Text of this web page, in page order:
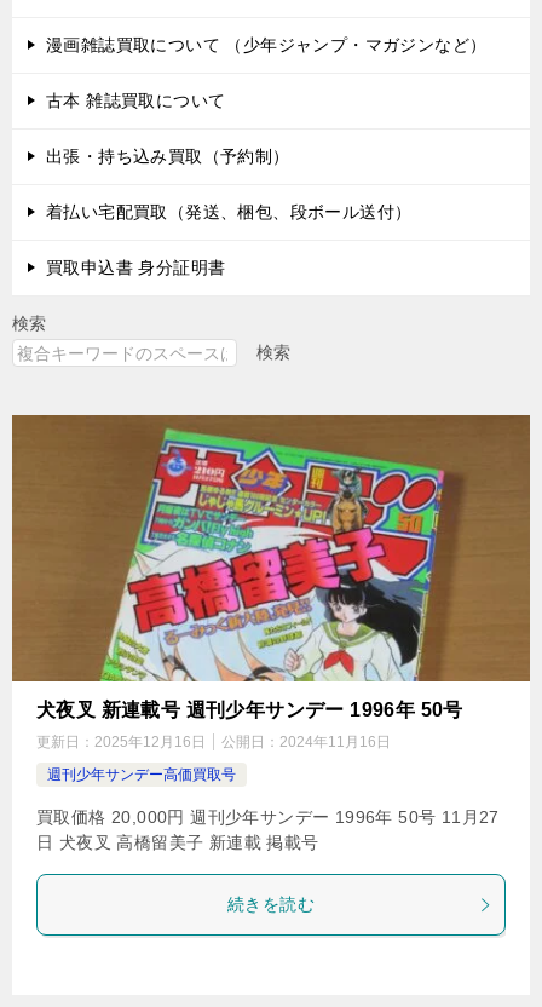
漫画雑誌買取について （少年ジャンプ・マガジンなど）
古本 雑誌買取について
出張・持ち込み買取（予約制）
着払い宅配買取（発送、梱包、段ボール送付）
買取申込書 身分証明書
検索
検索
犬夜叉 新連載号 週刊少年サンデー 1996年 50号
更新日： 2025年12月16日 公開日： 2024年11月16日
週刊少年サンデー高価買取号
買取価格 20,000円 週刊少年サンデー 1996年 50号 11月27
日 犬夜叉 高橋留美子 新連載 掲載号
続きを読む